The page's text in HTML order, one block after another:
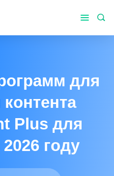
для
контента
Plus для
году